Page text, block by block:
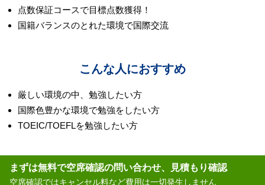
点数保証コースで目標点数獲得！
国籍バランスのとれた環境で国際交流
こんな人におすすめ
厳しい環境の中、勉強したい方
国際色豊かな環境で勉強をしたい方
TOEIC/TOEFLを勉強したい方
まずは無料で空席確認の問い合わせ、見積もり確認
空席確認ではキャンセル料など費用は一切発生しません